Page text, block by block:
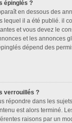
épinglés ?
en dessous des
lequel il a été publié. il
et vous devez le
et les annonces
dépend des
verrouillés ?
répondre dans les
est alors terminé.
raisons par un